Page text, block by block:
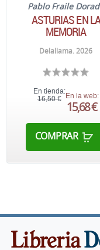
Pablo Fraile
ASTURIAS EN LA
MEMORIA
Delallama. 2026
En tienda:
16,50 € En la web:
15,68 €
COMPRAR